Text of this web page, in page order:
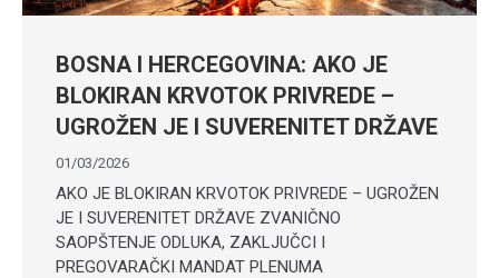
BOSNA I HERCEGOVINA: AKO JE
BLOKIRAN KRVOTOK PRIVREDE –
UGROŽEN JE I SUVERENITET DRŽAVE
01/03/2026
AKO JE BLOKIRAN KRVOTOK PRIVREDE – UGROŽEN
JE I SUVERENITET DRŽAVE ZVANIČNO
SAOPŠTENJE ODLUKA, ZAKLJUČCI I
PREGOVARAČKI MANDAT PLENUMA